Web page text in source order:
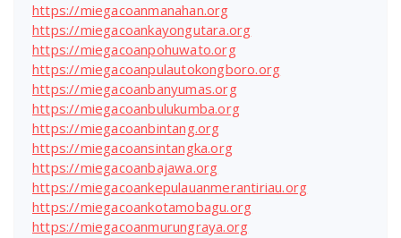
https://miegacoanmanahan.org
https://miegacoankayongutara.org
https://miegacoanpohuwato.org
https://miegacoanpulautokongboro.org
https://miegacoanbanyumas.org
https://miegacoanbulukumba.org
https://miegacoanbintang.org
https://miegacoansintangka.org
https://miegacoanbajawa.org
https://miegacoankepulauanmerantiriau.org
https://miegacoankotamobagu.org
https://miegacoanmurungraya.org